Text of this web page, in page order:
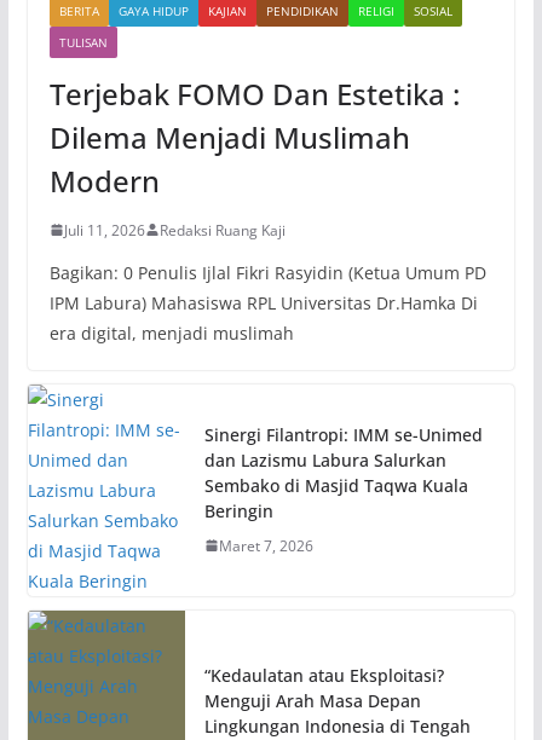
BERITA GAYA HIDUP KAJIAN PENDIDIKAN RELIGI
SOSIAL
TULISAN
Terjebak FOMO Dan Estetika :
Dilema Menjadi Muslimah
Modern
Juli 11, 2026 Redaksi Ruang Kaji
Bagikan: 0 Penulis Ijlal Fikri Rasyidin (Ketua Umum PD
IPM Labura) Mahasiswa RPL Universitas Dr.Hamka Di
era digital, menjadi muslimah
Sinergi Filantropi: IMM se-Unimed
dan Lazismu Labura Salurkan
Sembako di Masjid Taqwa Kuala
Beringin
Maret 7, 2026
“Kedaulatan atau Eksploitasi?
Menguji Arah Masa Depan
Lingkungan Indonesia di Tengah